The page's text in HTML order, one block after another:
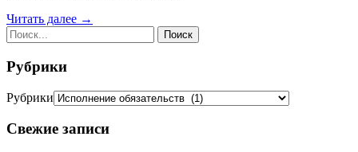
Читать далее →
Рубрики
Рубрики
Свежие записи